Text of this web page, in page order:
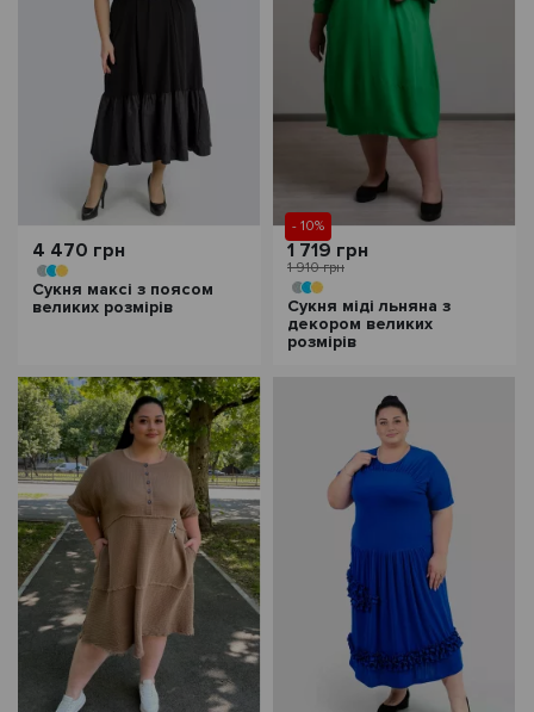
4 470 грн
Сукня максі з поясом
великих розмірів
- 10%
1 719 грн
1 910 грн
Сукня міді льняна з
декором великих
розмірів